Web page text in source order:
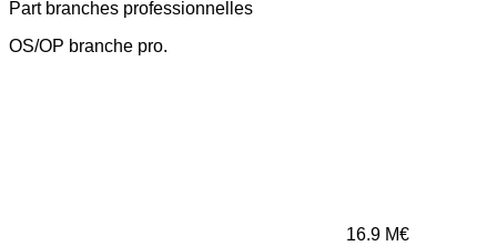
Part branches professionnelles
OS/OP branche pro.
16.9 M€